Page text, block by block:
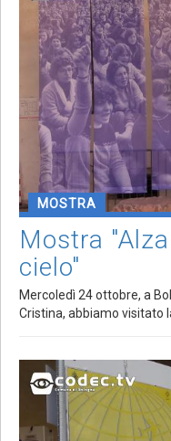
MOSTRA
Mostra
cielo"
Mercoledì 24 ottobre, a
Cristina, abbiamo visitato